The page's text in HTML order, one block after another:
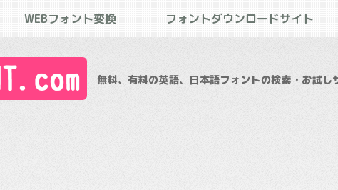
無料、有料の英語、日本語フォントの検索・お試し
WEBフォント変換 フォントダウンロードサイト